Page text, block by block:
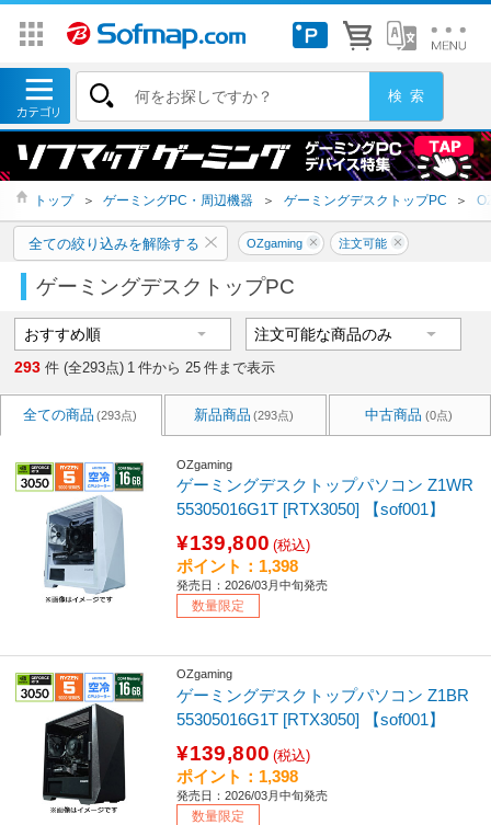
トップ ＞ ゲーミングPC・周辺機器 ＞ ゲーミングデスクトップPC ＞
全ての絞り込みを解除する OZgaming 注文可能
ゲーミングデスクトップPC
293 件 (全293点) 1 件から 25 件まで表示
全ての商品 (293点) 新品商品 (293点) 中古商品 (0点)
OZgaming
ゲーミングデスクトップパソコン Z1WR
55305016G1T [RTX3050] 【sof001】
¥139,800 (税込)
ポイント：1,398
発売日：2026/03月中旬発売
数量限定
OZgaming
ゲーミングデスクトップパソコン Z1BR
55305016G1T [RTX3050] 【sof001】
¥139,800 (税込)
ポイント：1,398
発売日：2026/03月中旬発売
数量限定